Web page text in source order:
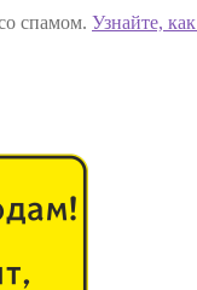
спамом. Узнайте,